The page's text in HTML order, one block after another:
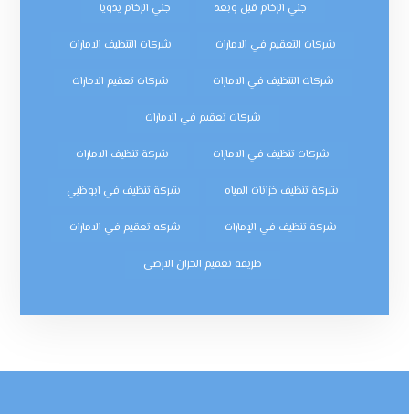
جلي الرخام قبل وبعد جلي الرخام يدويا
شركات التعقيم في الامارات شركات التنظيف الامارات
شركات التنظيف في الامارات شركات تعقيم الامارات
شركات تعقيم في الامارات
شركات تنظيف في الامارات شركة تنظيف الامارات
شركة تنظيف خزانات المياه شركة تنظيف في ابوظبي
شركة تنظيف في الإمارات شركه تعقيم في الامارات
طريقة تعقيم الخزان الارضي